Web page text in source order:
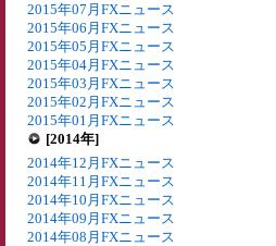
2015年07月FXニュース
2015年06月FXニュース
2015年05月FXニュース
2015年04月FXニュース
2015年03月FXニュース
2015年02月FXニュース
2015年01月FXニュース
[2014年]
2014年12月FXニュース
2014年11月FXニュース
2014年10月FXニュース
2014年09月FXニュース
2014年08月FXニュース